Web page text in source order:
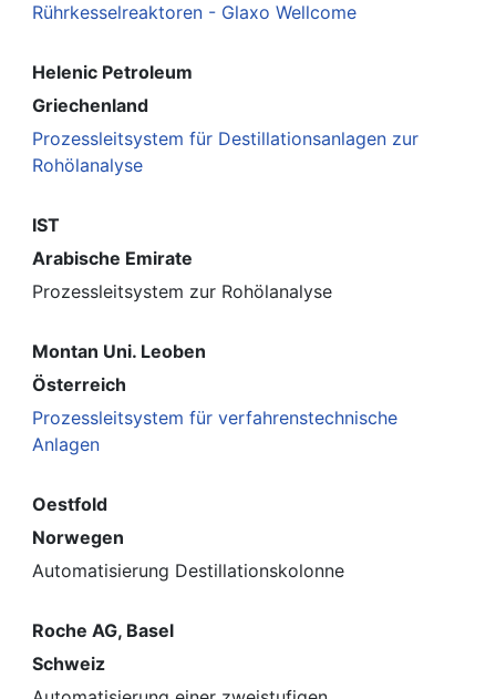
Rührkesselreaktoren - Glaxo Wellcome
Helenic Petroleum
Griechenland
Prozessleitsystem für Destillationsanlagen zur
Rohölanalyse
IST
Arabische Emirate
Prozessleitsystem zur Rohölanalyse
Montan Uni. Leoben
Österreich
Prozessleitsystem für verfahrenstechnische
Anlagen
Oestfold
Norwegen
Automatisierung Destillationskolonne
Roche AG, Basel
Schweiz